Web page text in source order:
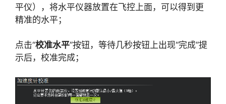
平仪），将水平仪器放置在飞控上面，可以得到更
精准的水平；
点击“校准水平”按钮，等待几秒按钮上出现“完成”提
示后，校准完成；